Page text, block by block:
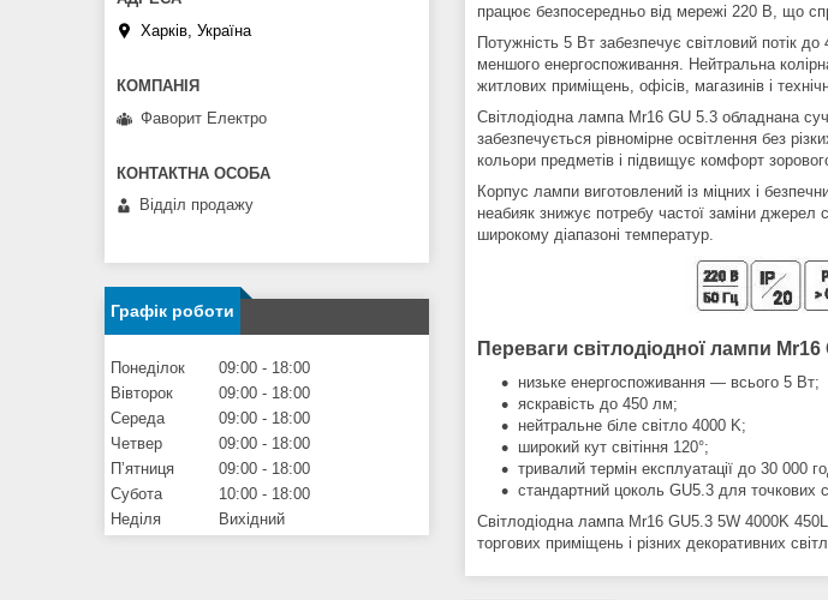
працює безпосередньо від мережі 220 В, що
Потужність 5 Вт забезпечує світловий потік
меншого енергоспоживання. Нейтральна
житлових приміщень, офісів, магазинів і
Світлодіодна лампа Mr16 GU 5.3 обладнана
забезпечується рівномірне освітлення без
кольори предметів і підвищує комфорт
Корпус лампи виготовлений із міцних і
неабияк знижує потребу частої заміни джерел
широкому діапазоні температур.
Переваги світлодіодної лампи
низьке енергоспоживання — всього 5 Вт;
яскравість до 450 лм;
нейтральне біле світло 4000 K;
широкий кут світіння 120°;
тривалий термін експлуатації до 30 000
стандартний цоколь GU5.3 для точкових
Світлодіодна лампа Mr16 GU5.3 5W 4000K
торгових приміщень і різних декоративних
Харків, Україна
Фаворит Електро
Відділ продажу
Графік роботи
Понеділок 09:00
18:00
Вівторок
09:00
18:00
Середа
09:00
18:00
Четвер
09:00
18:00
Пʼятниця
09:00
18:00
Субота
10:00
18:00
Неділя
Вихідний